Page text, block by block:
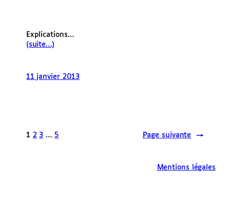
Explications…
(suite…)
11 janvier 2013
1 2 3 … 5 Page suivante →
Mentions légales